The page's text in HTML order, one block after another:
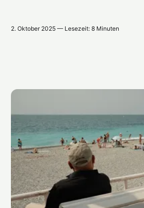
2. Oktober 2025 — Lesezeit: 8 Minuten